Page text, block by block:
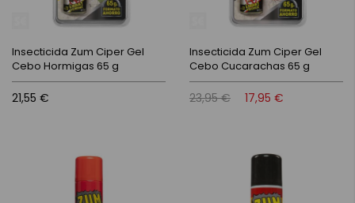
Insecticida Zum Ciper Gel
Cebo Hormigas 65 g
21,55 €
Insecticida Zum Ciper Gel
Cebo Cucarachas 65 g
23,95 € 17,95 €